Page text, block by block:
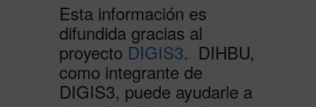
Esta información es
difundida gracias al
proyecto DIGIS3. DIHBU,
como integrante de
DIGIS3, puede ayudarle a